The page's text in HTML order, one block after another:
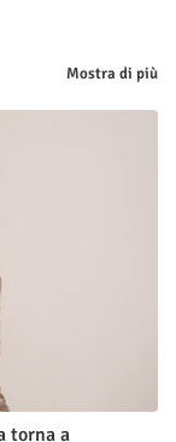
Mostra di più
torna a